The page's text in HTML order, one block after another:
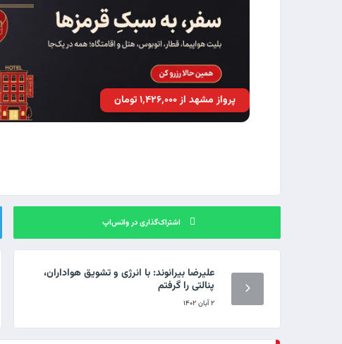
پرواز مشهد از ۱٬۴۲۶٬۰۰۰ تومان
اشتراک‌گذاری در واتس‌اپ
علیرضا بیرانوند: با انرژی و تشویق هواداران،
پنالتی را گرفتم
۲ آبان ۱۴۰۲